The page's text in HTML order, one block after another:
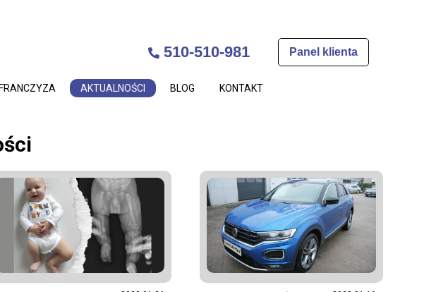
510-510-981 Panel klienta
FRANCZYZA AKTUALNOŚCI BLOG KONTAKT